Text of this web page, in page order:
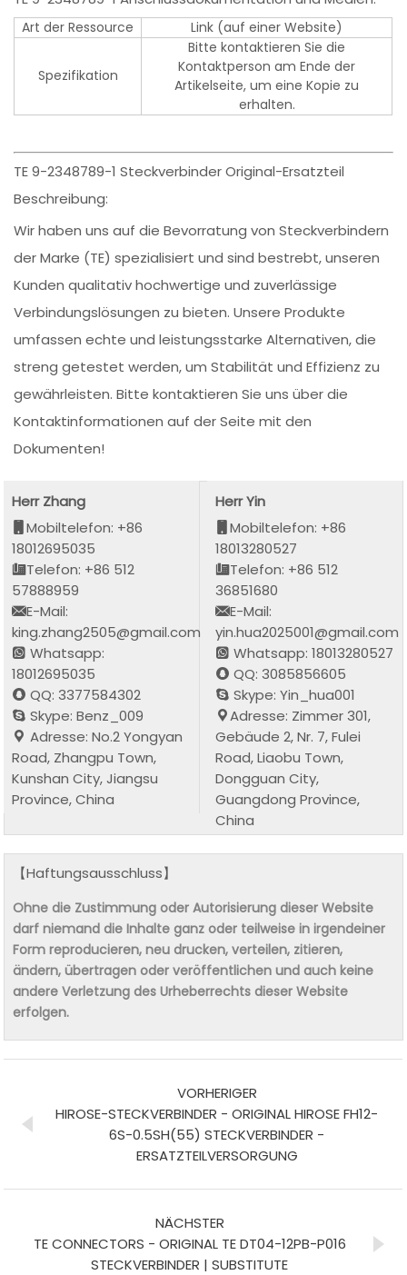
Art der Ressource Link (auf einer Website)
Spezifikation
Bitte kontaktieren Sie die
Kontaktperson am Ende der
Artikelseite, um eine Kopie zu
erhalten.
TE 9-2348789-1 Steckverbinder Original-Ersatzteil
Beschreibung:
Wir haben uns auf die Bevorratung von Steckverbindern
der Marke (TE) spezialisiert und sind bestrebt, unseren
Kunden qualitativ hochwertige und zuverlässige
Verbindungslösungen zu bieten. Unsere Produkte
umfassen echte und leistungsstarke Alternativen, die
streng getestet werden, um Stabilität und Effizienz zu
gewährleisten. Bitte kontaktieren Sie uns über die
Kontaktinformationen auf der Seite mit den
Dokumenten!
Herr Zhang
Mobiltelefon: +86
18012695035
Telefon: +86 512
57888959
E-Mail:
king.zhang2505@gmail.com
Whatsapp:
18012695035
QQ: 3377584302
Skype: Benz_009
Adresse: No.2 Yongyan
Road, Zhangpu Town,
Kunshan City, Jiangsu
Province, China
Herr Yin
Mobiltelefon: +86
18013280527
Telefon: +86 512
36851680
E-Mail:
yin.hua2025001@gmail.com
Whatsapp: 18013280527
QQ: 3085856605
Skype: Yin_hua001
Adresse: Zimmer 301,
Gebäude 2, Nr. 7, Fulei
Road, Liaobu Town,
Dongguan City,
Guangdong Province,
China
【Haftungsausschluss】
Ohne die Zustimmung oder Autorisierung dieser Website
darf niemand die Inhalte ganz oder teilweise in irgendeiner
Form reproducieren, neu drucken, verteilen, zitieren,
ändern, übertragen oder veröffentlichen und auch keine
andere Verletzung des Urheberrechts dieser Website
erfolgen.
VORHERIGER
HIROSE-STECKVERBINDER - ORIGINAL HIROSE FH12-
6S-0.5SH(55) STECKVERBINDER -
ERSATZTEILVERSORGUNG
NÄCHSTER
TE CONNECTORS - ORIGINAL TE DT04-12PB-P016
STECKVERBINDER | SUBSTITUTE